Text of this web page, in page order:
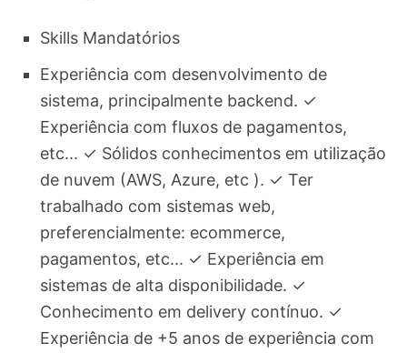
Skills Mandatórios
Experiência com desenvolvimento de
sistema, principalmente backend. ✓
Experiência com fluxos de pagamentos,
etc... ✓ Sólidos conhecimentos em utilização
de nuvem (AWS, Azure, etc ). ✓ Ter
trabalhado com sistemas web,
preferencialmente: ecommerce,
pagamentos, etc... ✓ Experiência em
sistemas de alta disponibilidade. ✓
Conhecimento em delivery contínuo. ✓
Experiência de +5 anos de experiência com